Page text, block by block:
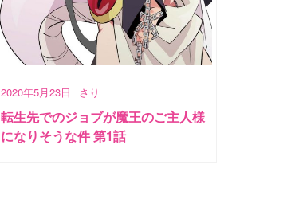
2020年5月23日 さり
転生先でのジョブが魔王のご主人様
になりそうな件 第1話